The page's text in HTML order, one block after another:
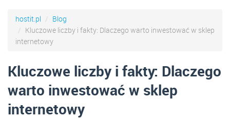
hostit.pl
Blog
Kluczowe liczby i fakty: Dlaczego warto inwestować w sklep
internetowy
Kluczowe liczby i fakty: Dlaczego
warto inwestować w sklep
internetowy